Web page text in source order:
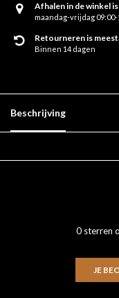
Afhalen in de winkel
maandag-vrijdag 09:00-
Retourneren is
Binnen 14 dagen
Beschrijving
0 sterren
JE